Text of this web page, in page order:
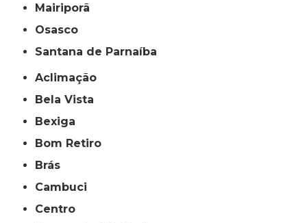
Mairiporã
Osasco
Santana de Parnaíba
Aclimação
Bela Vista
Bexiga
Bom Retiro
Brás
Cambuci
Centro